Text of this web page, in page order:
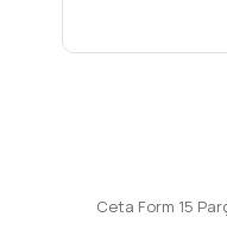
Ceta Form 15